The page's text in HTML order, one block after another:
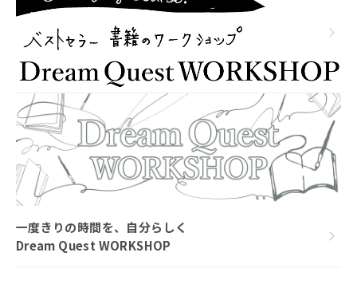
一度きりの時間を、自分らしく
Dream Quest WORKSHOP